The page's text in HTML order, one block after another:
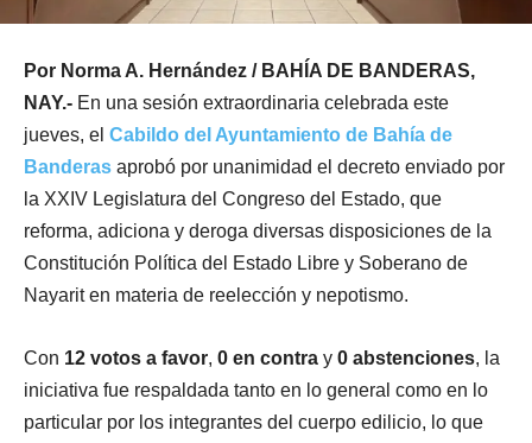
Por Norma A. Hernández / BAHÍA DE BANDERAS,
NAY.- En una sesión extraordinaria celebrada este
jueves, el Cabildo del Ayuntamiento de Bahía de
Banderas aprobó por unanimidad el decreto enviado por
la XXIV Legislatura del Congreso del Estado, que
reforma, adiciona y deroga diversas disposiciones de la
Constitución Política del Estado Libre y Soberano de
Nayarit en materia de reelección y nepotismo.
Con 12 votos a favor, 0 en contra y 0 abstenciones, la
iniciativa fue respaldada tanto en lo general como en lo
particular por los integrantes del cuerpo edilicio, lo que